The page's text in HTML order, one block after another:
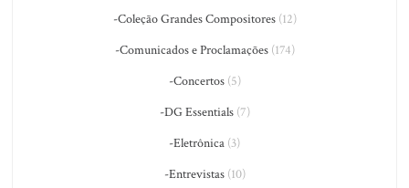
-Coleção Grandes Compositores(12)
-Comunicados e Proclamações(174)
-Concertos(5)
-DG Essentials(7)
-Eletrônica (3)
-Entrevistas(10)